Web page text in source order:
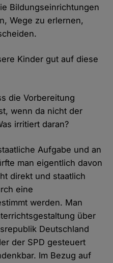
Bildungseinrichtungen
Wege zu erlernen,
Kinder gut auf diese
die Vorbereitung
wenn da nicht der
irritiert daran?
Aufgabe und an
man eigentlich davon
direkt und staatlich
eine
werden. Man
über
Deutschland
der SPD gesteuert
Im Bezug auf